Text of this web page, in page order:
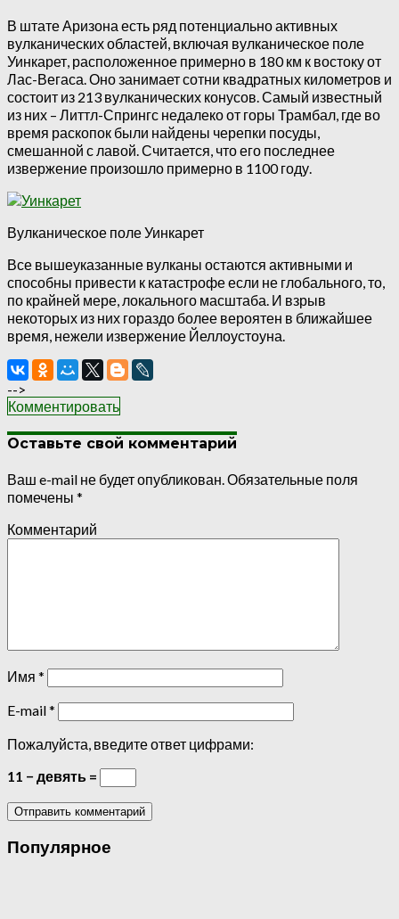
В штате Аризона есть ряд потенциально активных
вулканических областей, включая вулканическое поле
Уинкарет, расположенное примерно в 180 км к востоку от
Лас-Вегаса. Оно занимает сотни квадратных километров и
состоит из 213 вулканических конусов. Самый известный
из них – Литтл-Спрингс недалеко от горы Трамбал, где во
время раскопок были найдены черепки посуды,
смешанной с лавой. Считается, что его последнее
извержение произошло примерно в 1100 году.
Вулканическое поле Уинкарет
Все вышеуказанные вулканы остаются активными и
способны привести к катастрофе если не глобального, то,
по крайней мере, локального масштаба. И взрыв
некоторых из них гораздо более вероятен в ближайшее
время, нежели извержение Йеллоустоуна.
-->
Комментировать
Оставьте свой комментарий
Ваш e-mail не будет опубликован.Обязательные поля
помечены *
Комментарий
Имя *
E-mail*
Пожалуйста, введите ответ цифрами:
11 − девять =
Популярное